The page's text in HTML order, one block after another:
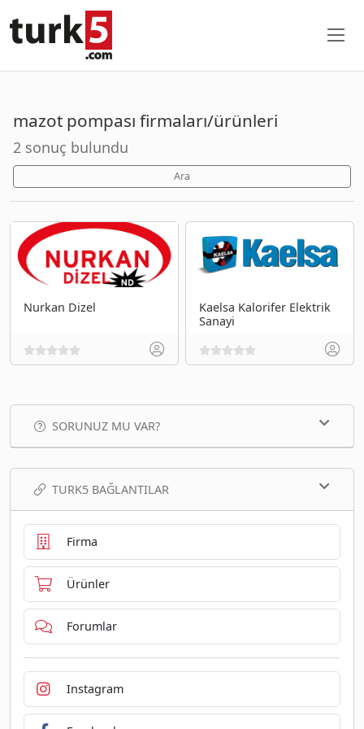
mazot pompası firmaları/ürünleri
2 sonuç bulundu
Ara
Nurkan Dizel
Kaelsa Kalorifer Elektrik
Sanayi
SORUNUZ MU VAR?
TURK5 BAĞLANTILAR
Firma
Ürünler
Forumlar
Instagram